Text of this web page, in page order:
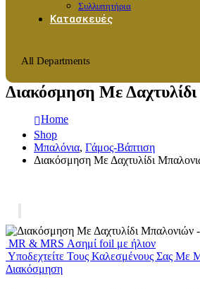
Συλλυπητήρια
Κατασκευές
All Departments
Διακόσμηση Με
Home
Shop
Μπαλόνια, Γάμος-Βάπτιση
Διακόσμηση Με Δαχτυλίδι
MR & MRS Ασημί foil με ήλιον
Υποδεχτείτε Τους Καλεσμένους Σας Με
Διακόσμηση